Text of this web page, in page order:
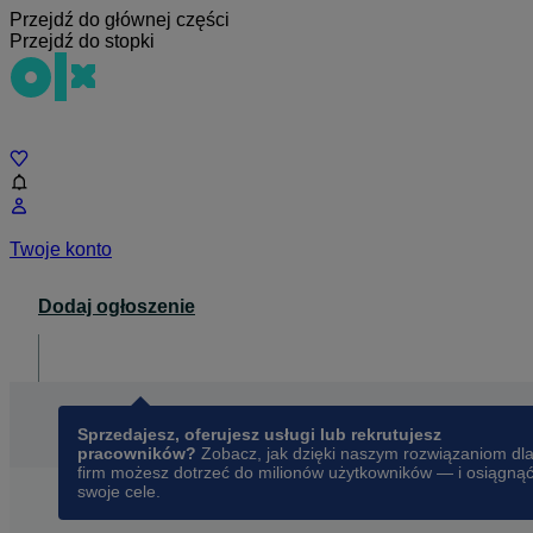
Przejdź do głównej części
Przejdź do stopki
Twoje konto
Dodaj ogłoszenie
Sprzedajesz, oferujesz usługi lub rekrutujesz
pracowników? Zobacz, jak dzięki naszym rozwiązaniom dla
firm możesz dotrzeć do milionów użytkowników — i osiągnąć
swoje cele.